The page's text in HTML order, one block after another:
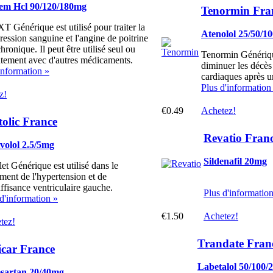
Hcl 90/120/180mg
Générique est utilisé pour traiter la
sanguine et l'angine de poitrine
Il peut être utilisé seul ou
avec d'autres médicaments.
»
France
2.5/5mg
Générique est utilisé dans le
de l'hypertension et de
ventriculaire gauche.
»
France
Tenormin
Atenolol 25/50/
Tenormin
diminuer les
cardiaques après
Plus d'information
€0.49 Achetez!
Revatio
Sildenafil 20mg
Plus
€1.50 Achetez!
Trandate
Labetalol 50/100/